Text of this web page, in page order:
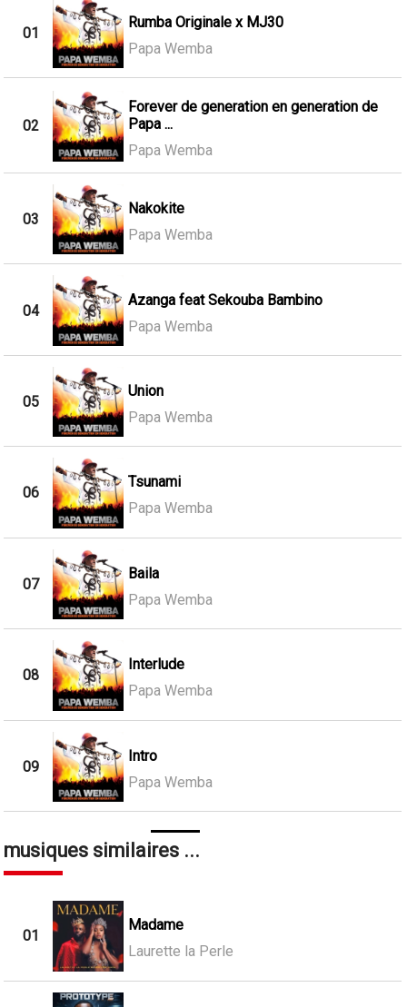
01
Rumba Originale x MJ30
Papa Wemba
02
Forever de generation en generation de
Papa ...
Papa Wemba
03
Nakokite
Papa Wemba
04
Azanga feat Sekouba Bambino
Papa Wemba
05
Union
Papa Wemba
06
Tsunami
Papa Wemba
07
Baila
Papa Wemba
08
Interlude
Papa Wemba
09
Intro
Papa Wemba
musiques similaires ...
01
Madame
Laurette la Perle